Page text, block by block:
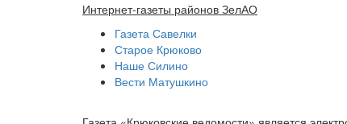
Интернет-газеты районов ЗелАО
Газета Савелки
Старое Крюково
Наше Силино
Вести Матушкино